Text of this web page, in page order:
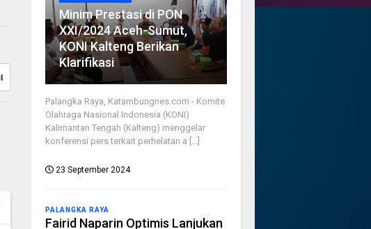
Minim Prestasi di PON
XXI/2024 Aceh-Sumut,
KONI Kalteng Berikan
Klarifikasi
Palangka Raya, Katambungnes.com - Komite
Olahraga Nasional Indonesia (KONI)
Kalimantan Tengah (Kalteng) menggelar
konferensi pers terkait perhelatan a [...]
23 September 2024
PALANGKA RAYA
Fairid Naparin Optimis Lanjukan